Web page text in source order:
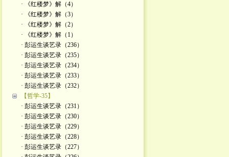
· 《红楼梦》解（4）
· 《红楼梦》解（3）
· 《红楼梦》解（2）
· 《红楼梦》解（1）
· 彭运生谈艺录（236）
· 彭运生谈艺录（235）
· 彭运生谈艺录（234）
· 彭运生谈艺录（233）
· 彭运生谈艺录（232）
【哲学-35】
· 彭运生谈艺录（231）
· 彭运生谈艺录（230）
· 彭运生谈艺录（229）
· 彭运生谈艺录（228）
· 彭运生谈艺录（227）